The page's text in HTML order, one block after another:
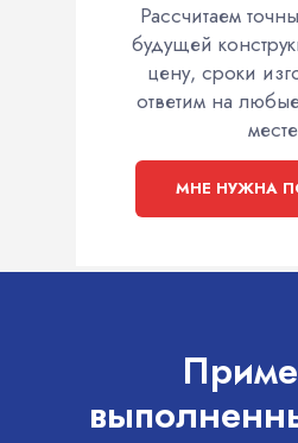
МНЕ НУЖНА
Рассчитаем
будущей
цену, сроки
ответим на